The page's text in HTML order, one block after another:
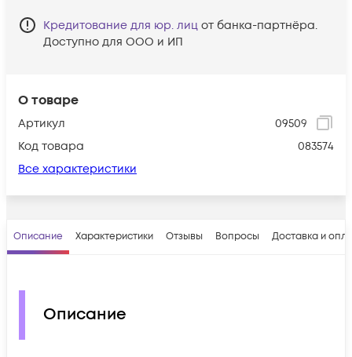
О товаре
Артикул
09509
Код товара
083574
Все характеристики
Кредитование для юр. лиц от банка-партнёра.
Доступно для ООО и ИП
Описание Характеристики Отзывы Вопросы Доставка и
Описание